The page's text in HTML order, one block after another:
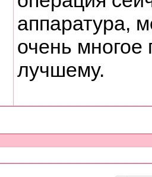
аппаратура,
очень многое
лучшему.